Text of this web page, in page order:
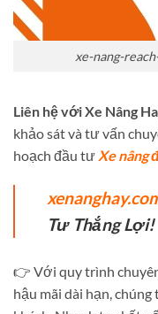
xe-nang-
Liên hệ với Xe Nâng
khảo sát và tư vấn
hoạch đầu tư Xe nâng
Tư Thắng Lợi!
👉 Với quy trình
hậu mãi dài hạn,